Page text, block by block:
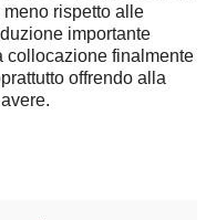
rispetto alle
importante
collocazione finalmente
offrendo alla